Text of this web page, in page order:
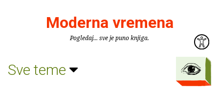
Moderna vremena
Pogledaj... sve je puno knjiga.
Sve teme